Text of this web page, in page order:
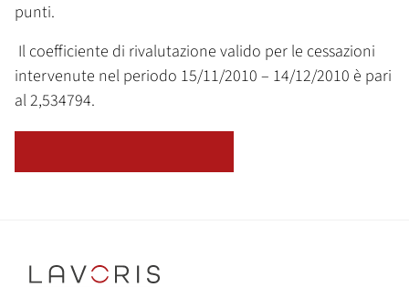
punti.
Il coefficiente di rivalutazione valido per le cessazioni
intervenute nel periodo 15/11/2010 – 14/12/2010 è pari
al 2,534794.